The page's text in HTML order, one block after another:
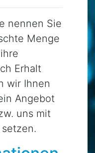
nennen Sie
Menge
Erhalt
wir Ihnen
Angebot
uns mit